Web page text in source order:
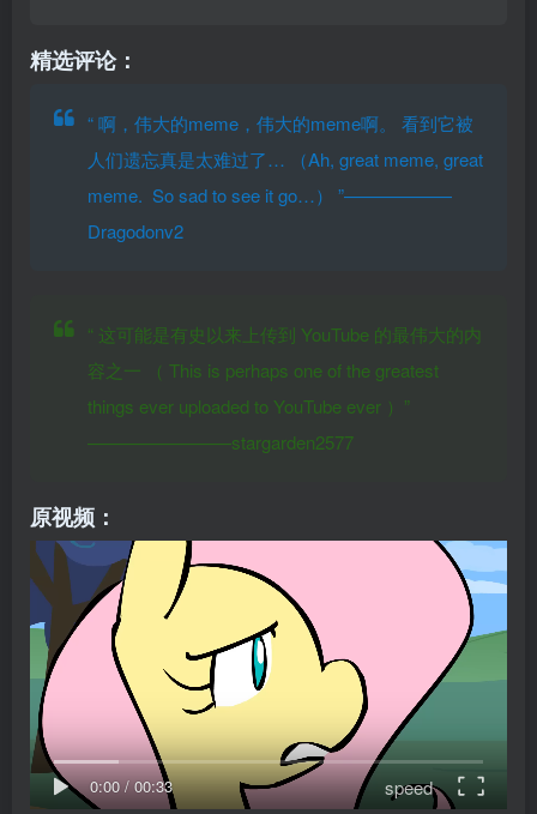
精选评论：
“啊，伟大的meme，伟大的meme啊。 看到它被
人们遗忘真是太难过了… （Ah, great meme, great
meme. So sad to see it go…） ”——————
Dragodonv2
“ 这可能是有史以来上传到 YouTube 的最伟大的内
容之一
（ This is perhaps one of the greatest
things ever uploaded to YouTube ever ）”
————————stargarden2577
原视频：
0:00/00:33 speed